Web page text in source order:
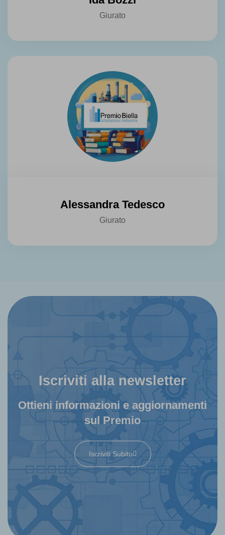
Giurato
Alessandra Tedesco
Giurato
Iscriviti alla newsletter
Ottieni informazioni e aggiornamenti
sul Premio
Iscriviti Subito